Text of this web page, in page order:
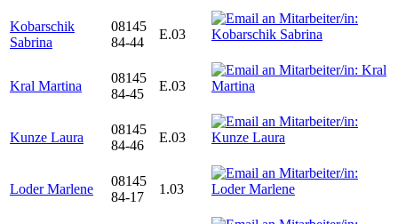
Kobarschik
Sabrina
08145
84-44
E.03
Kral Martina
08145
84-45
E.03
Kunze Laura
08145
84-46
E.03
Loder Marlene
08145
84-17
1.03